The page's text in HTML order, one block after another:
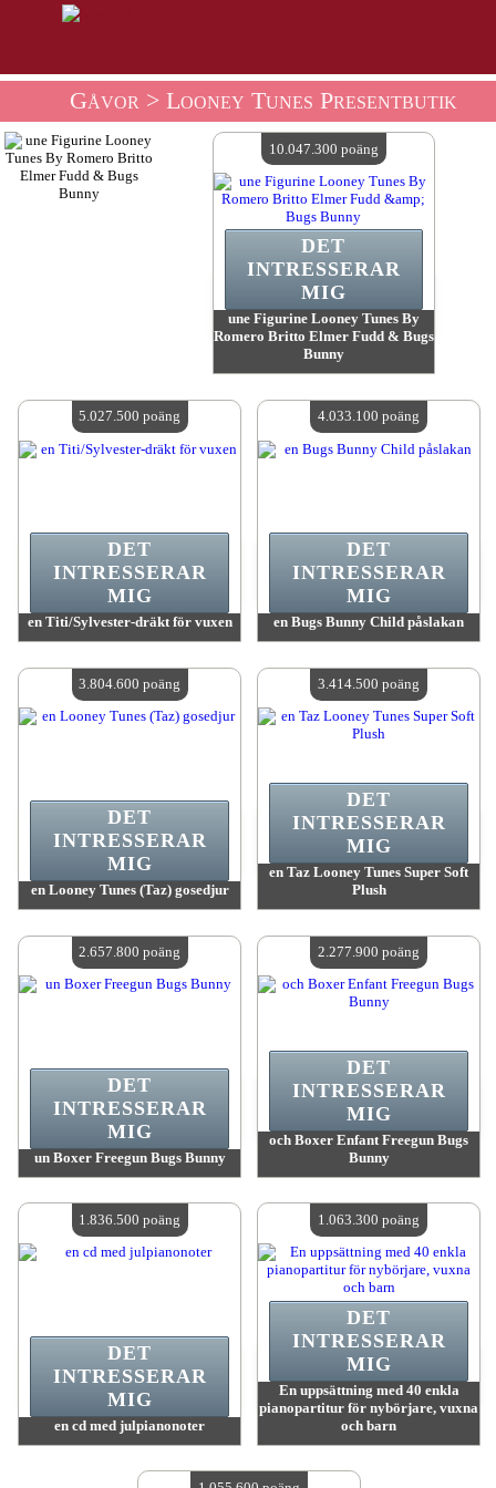
Gåvor> Looney Tunes Presentbutik
une Figurine Looney Tunes By
Romero Britto Elmer Fudd & Bugs
Bunny
Antal tillgängliga:4
DET
INTRESSERAR
MIG
10.047.300 poäng
en Titi/Sylvester-dräkt för vuxen
Antal tillgängliga:4
DET
INTRESSERAR
MIG
5.027.500 poäng
en Bugs Bunny Child påslakan
Antal tillgängliga:4
DET
INTRESSERAR
MIG
4.033.100 poäng
en Looney Tunes (Taz) gosedjur
Antal tillgängliga:4
DET
INTRESSERAR
MIG
3.804.600 poäng
en Taz Looney Tunes Super Soft
Plush
Antal tillgängliga:4
DET
INTRESSERAR
MIG
3.414.500 poäng
un Boxer Freegun Bugs Bunny
Antal tillgängliga:4
DET
INTRESSERAR
MIG
2.657.800 poäng
och Boxer Enfant Freegun Bugs
Bunny
Antal tillgängliga:4
DET
INTRESSERAR
MIG
2.277.900 poäng
en cd med julpianonoter
Antal tillgängliga:4
DET
INTRESSERAR
MIG
1.836.500 poäng
En uppsättning med 40 enkla
pianopartitur för nybörjare, vuxna
och barn
Antal tillgängliga:
DET
INTRESSERAR
MIG
1.063.300 poäng